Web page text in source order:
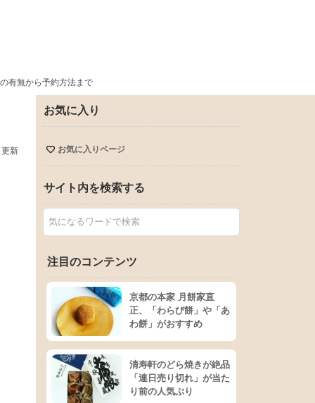
有無から予約方法まで
新
お気に入り
お気に入りページ
サイト内を検索する
注目のコンテンツ
京都の本家 月餅家直
正、「わらび餅」や「あ
わ餅」がおすすめ
清寿軒のどら焼きが絶品
「連日売り切れ」が当た
り前の人気ぶり